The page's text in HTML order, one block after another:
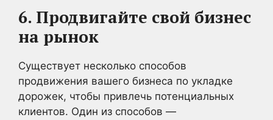
6. Продвигайте свой бизнес
на рынок
Существует несколько способов
продвижения вашего бизнеса по укладке
дорожек, чтобы привлечь потенциальных
клиентов. Один из способов —